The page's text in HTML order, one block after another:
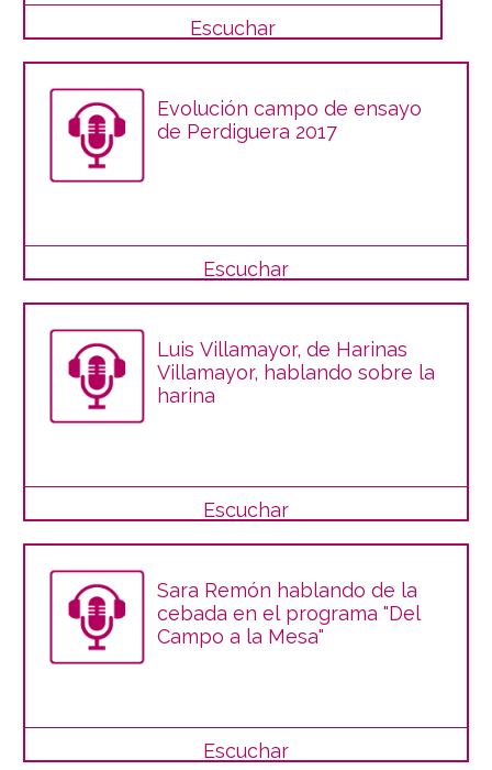
Escuchar
Evolución campo de ensayo
de Perdiguera 2017
Escuchar
Luis Villamayor, de Harinas
Villamayor, hablando sobre la
harina
Escuchar
Sara Remón hablando de la
cebada en el programa "Del
Campo a la Mesa"
Escuchar